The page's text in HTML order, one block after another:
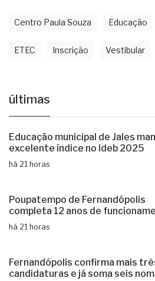
Centro Paula Souza Educação
ETEC Inscrição Vestibular
últimas
Educação municipal de Jales
excelente índice no Ideb 2025
há 21 horas
Poupatempo de Fernandópolis
completa 12 anos de
há 21 horas
Fernandópolis confirma mais
candidaturas e já soma seis